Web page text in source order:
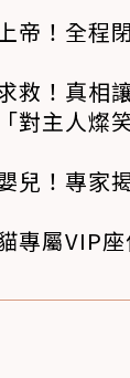
帝！全程
救！真相
對主人燦
兒！專家
專屬VIP